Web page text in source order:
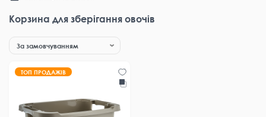
Корзина для зберігання овочів
ТОП ПРОДАЖІВ